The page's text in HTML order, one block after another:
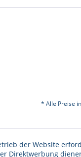
* Alle Preise
der Website
Direktwerbung